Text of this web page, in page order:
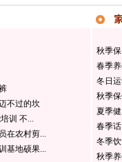
不过的坎
训 不...
在农村剪...
基地硕果...
秋季
春季
冬日
秋季
夏季
春季
冬季
秋季